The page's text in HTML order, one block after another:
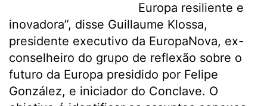
Europa resiliente e
inovadora”, disse Guillaume Klossa,
presidente executivo da EuropaNova, ex-
conselheiro do grupo de reflexão sobre o
futuro da Europa presidido por Felipe
González, e iniciador do Conclave. O